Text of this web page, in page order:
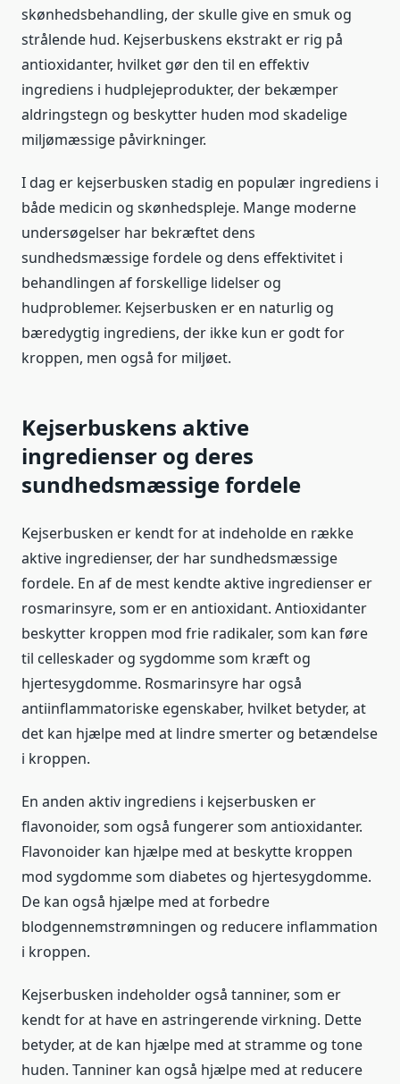
skønhedsbehandling, der skulle give en smuk og
strålende hud. Kejserbuskens ekstrakt er rig på
antioxidanter, hvilket gør den til en effektiv
ingrediens i hudplejeprodukter, der bekæmper
aldringstegn og beskytter huden mod skadelige
miljømæssige påvirkninger.
I dag er kejserbusken stadig en populær ingrediens i
både medicin og skønhedspleje. Mange moderne
undersøgelser har bekræftet dens
sundhedsmæssige fordele og dens effektivitet i
behandlingen af forskellige lidelser og
hudproblemer. Kejserbusken er en naturlig og
bæredygtig ingrediens, der ikke kun er godt for
kroppen, men også for miljøet.
Kejserbuskens aktive
ingredienser og deres
sundhedsmæssige fordele
Kejserbusken er kendt for at indeholde en række
aktive ingredienser, der har sundhedsmæssige
fordele. En af de mest kendte aktive ingredienser er
rosmarinsyre, som er en antioxidant. Antioxidanter
beskytter kroppen mod frie radikaler, som kan føre
til celleskader og sygdomme som kræft og
hjertesygdomme. Rosmarinsyre har også
antiinflammatoriske egenskaber, hvilket betyder, at
det kan hjælpe med at lindre smerter og betændelse
i kroppen.
En anden aktiv ingrediens i kejserbusken er
flavonoider, som også fungerer som antioxidanter.
Flavonoider kan hjælpe med at beskytte kroppen
mod sygdomme som diabetes og hjertesygdomme.
De kan også hjælpe med at forbedre
blodgennemstrømningen og reducere inflammation
i kroppen.
Kejserbusken indeholder også tanniner, som er
kendt for at have en astringerende virkning. Dette
betyder, at de kan hjælpe med at stramme og tone
huden. Tanniner kan også hjælpe med at reducere